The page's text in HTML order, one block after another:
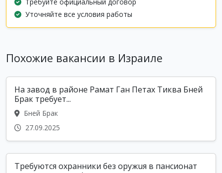
Уточняйте все условия работы
Похожие вакансии в Израиле
На завод в районе Рамат Ган Петах Тиква Бней
Брак требует...
Бней Брак
27.09.2025
Требуются oxранники без opужuя в пансионат